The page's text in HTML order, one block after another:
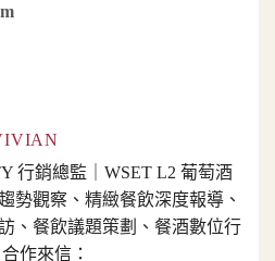
行銷總監｜WSET L2 葡萄酒
勢觀察、精緻餐飲深度報導、
、餐飲議題策劃、餐酒數位行
作來信：